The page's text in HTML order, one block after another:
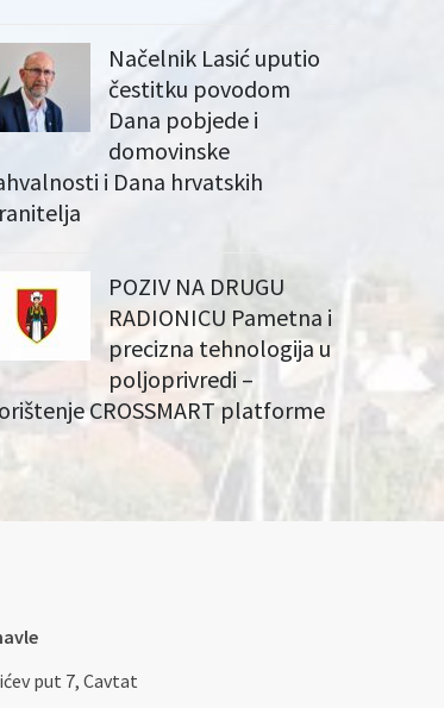
Načelnik Lasić uputio
čestitku povodom
Dana pobjede i
domovinske
i Dana hrvatskih
POZIV NA DRUGU
RADIONICU Pametna i
precizna tehnologija u
poljoprivredi –
CROSSMART platforme
put 7, Cavtat